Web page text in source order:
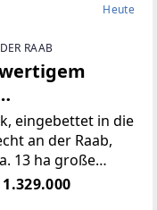
Heute
RAAB
eingebettet in die
an der Raab,
13 ha große
vielseitigem
aus einem
1.329.000